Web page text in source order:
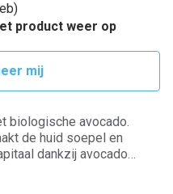
product weer op
mij
biologische avocado.
de huid soepel en
dankzij avocado